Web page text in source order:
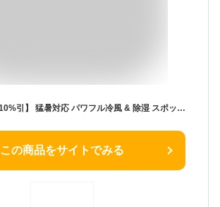
【20時~クーポン10%引】 猛暑対応 パワフル冷風 & 除湿 スポットクーラー テラス窓パネル付 [10畳25L/日][11畳30L/日] ノンドレン 家庭用 冷風機 スポットエアコン クーラー ポータブルクーラー ポータブルエアコン 移動式エアコン 室内 床置き 熱中症対策
この商品をサイトでみる